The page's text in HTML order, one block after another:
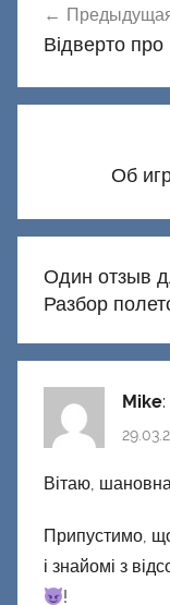
поВідверто про
Об
Один отзыв
Разбор
Mike:
Вітаю,
Припустимо,
і знайомі з
!